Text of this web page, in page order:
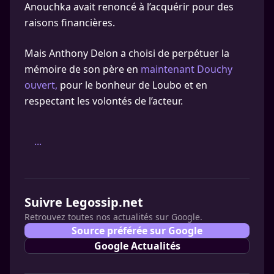
Anouchka avait renoncé à l’acquérir pour des
raisons financières.
Mais Anthony Delon a choisi de perpétuer la
mémoire de son père en maintenant Douchy
ouvert, pour le bonheur de Loubo et en
respectant les volontés de l’acteur.
...
Suivre Legossip.net
Retrouvez toutes nos actualités sur Google.
Source préférée sur Google
Google Actualités